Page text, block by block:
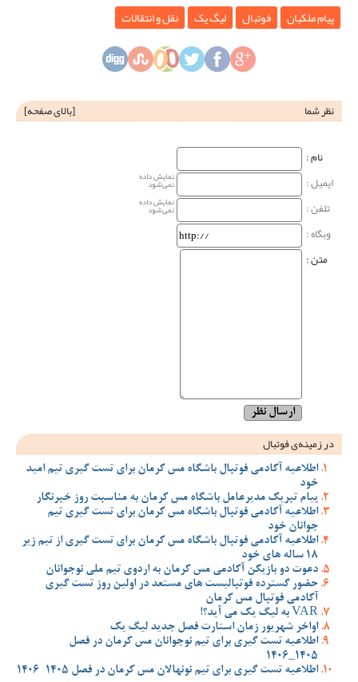
پیام ملکیان فوتبال لیگ یک نقل و انتقالات
نظر شما [بالای صفحه]
نام‌ :
ایمیل :
نمایش داده
نمی‌شود
تلفن : نمایش داده
نمی‌شود
وبگاه‌ :
متن :
در زمینه‌ی فوتبال
اطلاعیه آکادمی فوتبال باشگاه مس کرمان برای تست گیری تیم امید
خود
پیام تبریک مدیرعامل باشگاه مس کرمان به مناسبت روز خبرنگار
اطلاعیه آکادمی فوتبال باشگاه مس کرمان برای تست گیری تیم
جوانان خود
اطلاعیه آکادمی فوتبال باشگاه مس کرمان برای تست گیری از تیم زیر
18 ساله های خود
دعوت دو بازیکن آکادمی مس کرمان به اردوی تیم ملی نوجوانان
حضور گسترده فوتبالیست های مستعد در اولین روز تست گیری
آکادمی فوتبال مس کرمان
VAR به لیگ یک می آید؟!
اواخر شهریور زمان استارت فصل جدید لیگ یک
اطلاعیه تست گیری برای تیم نوجوانان مس کرمان در فصل
1405_1406
اطلاعیه تست گیری برای تیم نونهالان مس کرمان در فصل 1405-1406